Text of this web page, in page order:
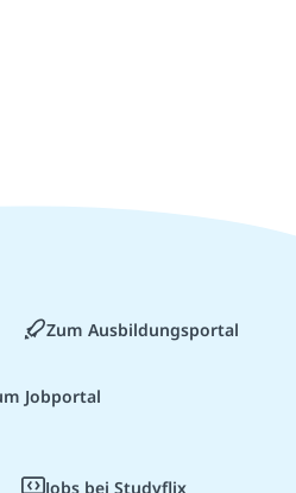
Zum Ausbildungsportal
Jobportal
Jobs bei Studyflix